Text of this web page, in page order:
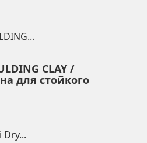
CLAY /
для стойкого